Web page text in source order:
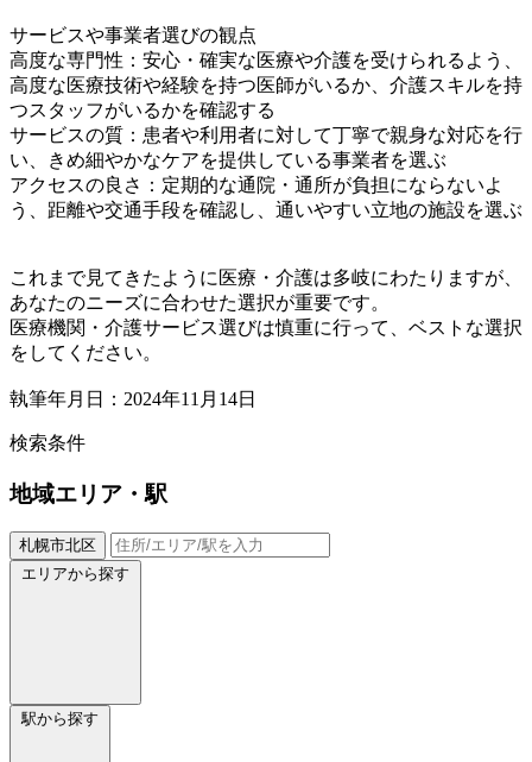
サービスや事業者選びの観点
高度な専門性：安心・確実な医療や介護を受けられるよう、
高度な医療技術や経験を持つ医師がいるか、介護スキルを持
つスタッフがいるかを確認する
サービスの質：患者や利用者に対して丁寧で親身な対応を行
い、きめ細やかなケアを提供している事業者を選ぶ
アクセスの良さ：定期的な通院・通所が負担にならないよ
う、距離や交通手段を確認し、通いやすい立地の施設を選ぶ
これまで見てきたように医療・介護は多岐にわたりますが、
あなたのニーズに合わせた選択が重要です。
医療機関・介護サービス選びは慎重に行って、ベストな選択
をしてください。
執筆年月日：2024年11月14日
検索条件
地域エリア・駅
札幌市北区
エリアから探す
駅から探す